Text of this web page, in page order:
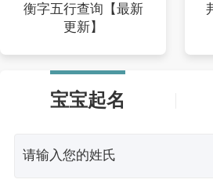
衡字五行查询【最新
更新】
宝宝起名